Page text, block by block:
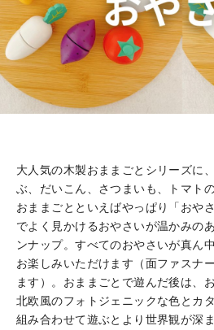
大人気の木製おままごとシリーズに
ぶ、だいこん、さつまいも、トマト
おままごとといえばやっぱり「おや
でよく見かけるおやさいが温かみの
ンナップ。すべてのおやさいが真ん
お楽しみいただけます（面ファスナ
ます）。おままごとで遊んだ後は、
北欧風のフォトジェニックな色とカ
組み合わせて遊ぶとより世界観が深